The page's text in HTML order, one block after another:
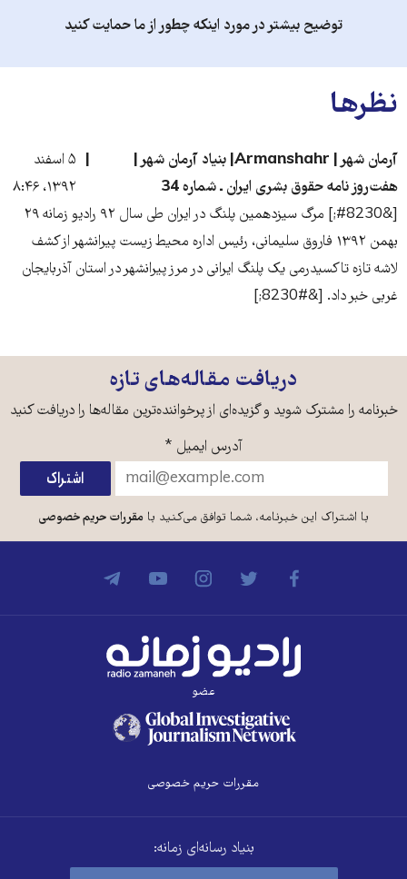
توضیح بیشتر در مورد اینکه چطور از ما حمایت کنید
نظرها
آرمان شهر | Armanshahr| بنیاد آرمان شهر |
هفت‌روز نامه حقوق بشری ایران ـ شماره 34
۵ اسفند
۱۳۹۲، ۸:۴۶
[&#8230;] مرگ سیزدهمین پلنگ در ایران طی سال ۹۲ رادیو زمانه ۲۹
بهمن ۱۳۹۲ فاروق سلیمانی، رئیس اداره محیط زیست پیرانشهر از کشف
لاشه تازه تاکسیدرمی یک پلنگ ایرانی در مرز پیرانشهر در استان آذربایجان
غربی خبر داد. [&#8230;]
دریافت مقاله‌های تازه
خبرنامه را مشترک شوید و گزیده‌ای از پرخواننده‌ترین مقاله‌ها را دریافت کنید
آدرس ایمیل *
با اشتراک این خبرنامه، شما توافق می‌کنید بامقررات حریم خصوصی
عضو
مقررات حریم خصوصی
بنیاد رسانه‌ای زمانه: